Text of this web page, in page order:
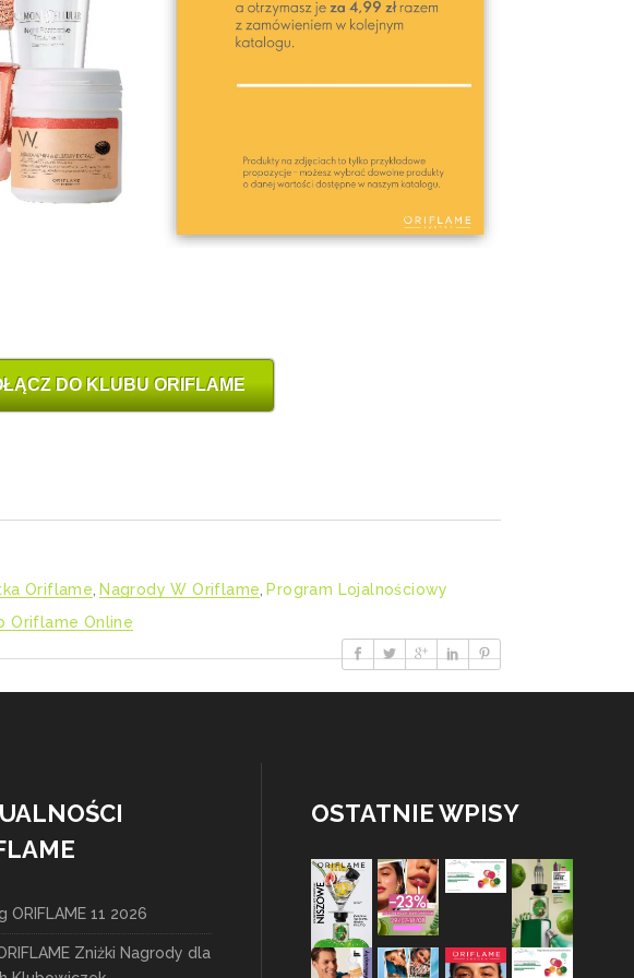
DO KLUBU ORIFLAME
Oriflame Nagrody W Oriflame Program Lojalnościowy
Oriflame Online
ORIFLAME 11 2026
Zniżki Nagrody dla
OSTATNIE WPISY